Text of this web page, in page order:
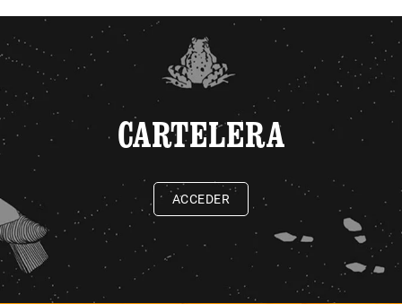
CARTELERA
ACCEDER